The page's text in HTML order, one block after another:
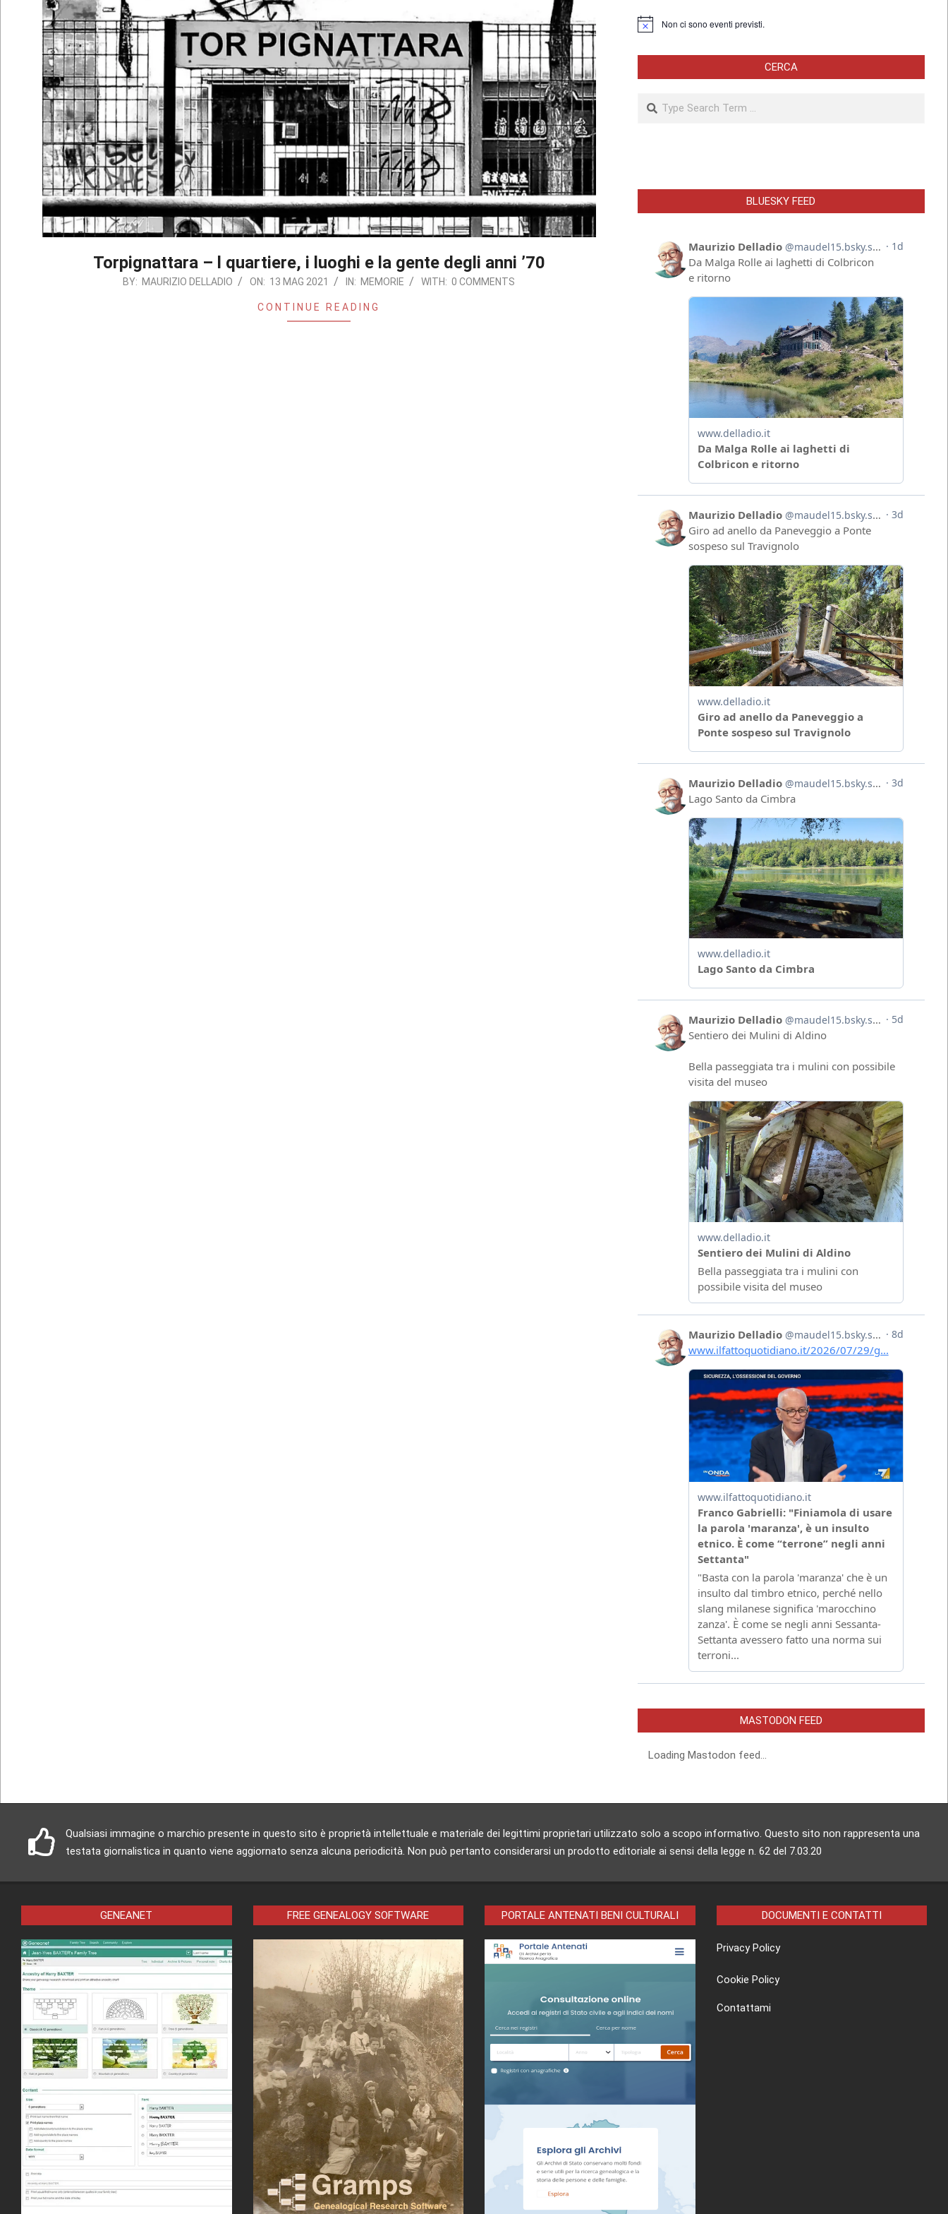
Torpignattara – l quartiere, i luoghi e la gente degli anni ’70
BY: MAURIZIO DELLADIO ON: 13 MAG 2021 IN: MEMORIE WITH: 0 COMMENTS
CONTINUE READING
Notice Non ci sono eventi previsti.
CERCA
Search
BLUESKY FEED
MASTODON FEED
Loading Mastodon feed...
Qualsiasi immagine o marchio presente in questo sito è proprietà intellettuale e materiale dei legittimi proprietari utilizzato solo a scopo informativo. Questo sito non rappresenta una
testata giornalistica in quanto viene aggiornato senza alcuna periodicità. Non può pertanto considerarsi un prodotto editoriale ai sensi della legge n. 62 del 7.03.20
GENEANET FREE GENEALOGY SOFTWARE PORTALE ANTENATI BENI CULTURALI DOCUMENTI E CONTATTI
Privacy Policy
Cookie Policy
Contattami